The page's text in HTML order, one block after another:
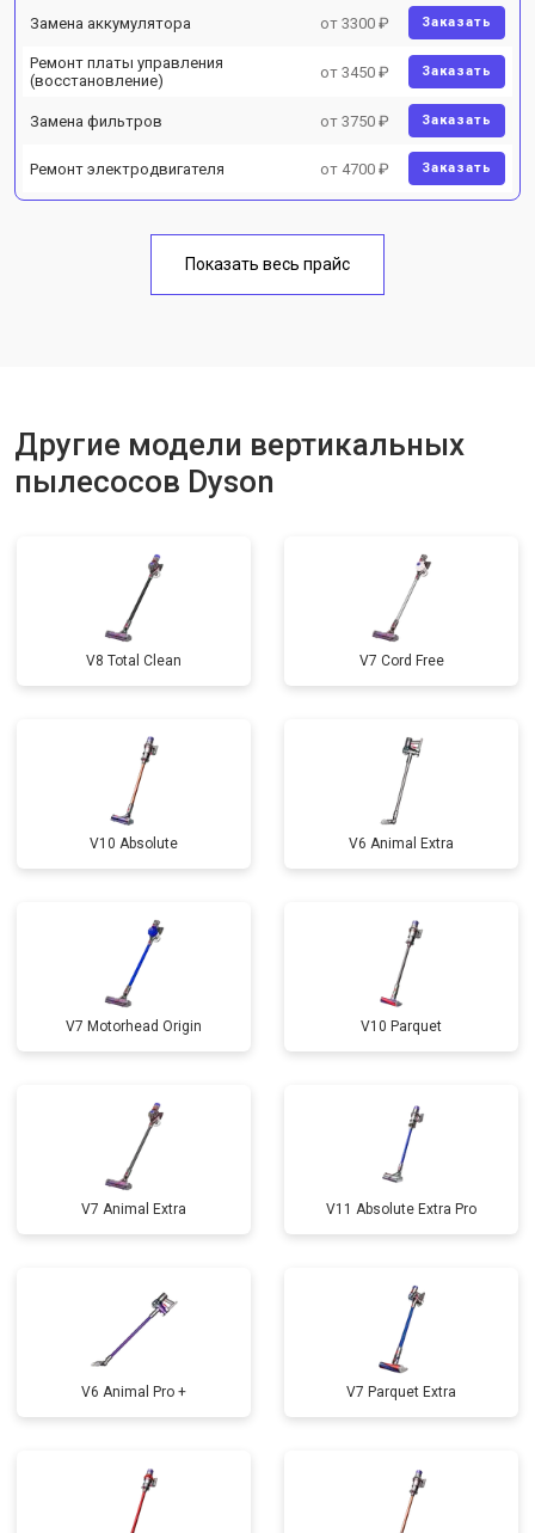
Замена аккумулятора от 3300 ₽ Заказать
Ремонт платы управления
(восстановление)
от 3450 ₽ Заказать
Замена фильтров от 3750 ₽ Заказать
Ремонт электродвигателя от 4700 ₽ Заказать
Показать весь прайс
Другие модели вертикальных
пылесосов Dyson
V8 Total Clean V7 Cord Free
V10 Absolute V6 Animal Extra
V7 Motorhead Origin V10 Parquet
V7 Animal Extra V11 Absolute Extra Pro
V6 Animal Pro + V7 Parquet Extra